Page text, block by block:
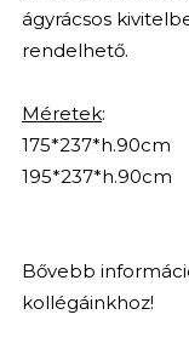
ágyrácsos
rendelhető.
Méretek:
175*237*h.90cm
195*237*h.90cm
Bővebb
kollégáinkhoz!